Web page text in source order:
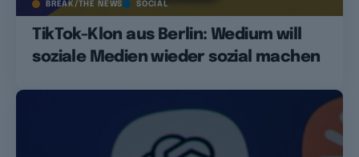
BREAK/THE NEWS SOCIAL
TikTok-Klon aus Berlin: Wedium will
soziale Medien wieder sozial machen